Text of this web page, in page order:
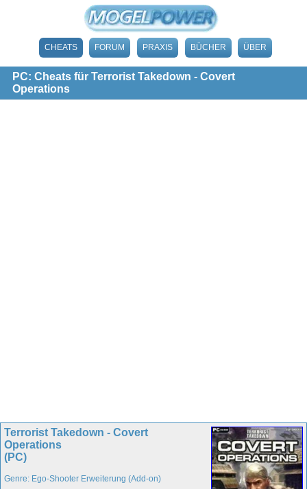
CHEATS FORUM PRAXIS BÜCHER ÜBER
PC: Cheats für Terrorist Takedown - Covert
Operations
Terrorist Takedown - Covert
Operations
(PC)
Genre: Ego-Shooter Erweiterung (Add-on)